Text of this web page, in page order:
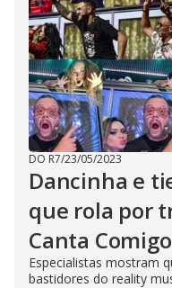
DO R7/23/05/2023
Dancinha e
que rola por
Canta
Especialistas mostram
bastidores do reality